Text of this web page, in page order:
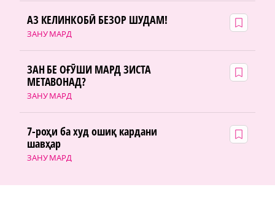
ЗАНУ МАРД
АЗ КЕЛИНКОБӢ БЕЗОР ШУДАМ!
ЗАНУ МАРД
ЗАН БЕ ОҒӮШИ МАРД ЗИСТА
МЕТАВОНАД?
ЗАНУ МАРД
7-роҳи ба худ ошиқ кардани
шавҳар